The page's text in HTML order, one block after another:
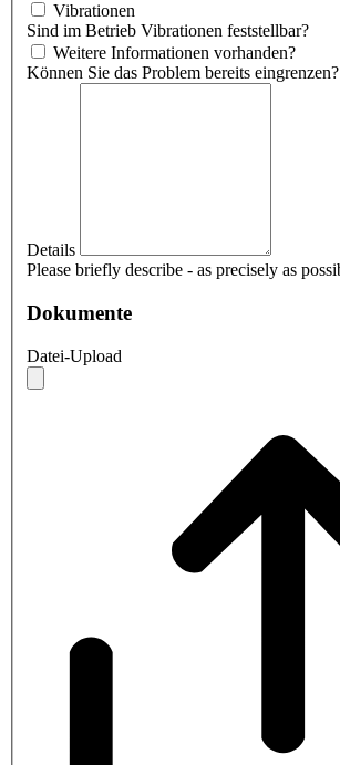
Vibrationen
Sind im Betrieb Vibrationen feststellbar?
Weitere Informationen vorhanden?
Können Sie das Problem bereits eingrenzen?
Details
Please briefly describe - as precisely as
Dokumente
Datei-Upload